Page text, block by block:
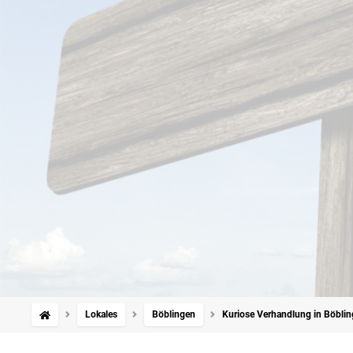
Lokales Böblingen Kuriose Verhandlung in